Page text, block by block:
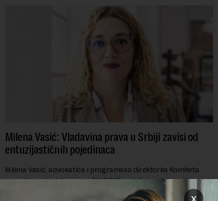
Milena Vasić: Vladavina prava u Srbiji zavisi od
entuzijastičnih pojedinaca
Milena Vasić, advokatica i programska direktorka Komiteta
pravnika za ljudska prava (YUCOM), već duže od decenije nalazi
se na prvoj liniji odbrane građanskih sloboda,
x